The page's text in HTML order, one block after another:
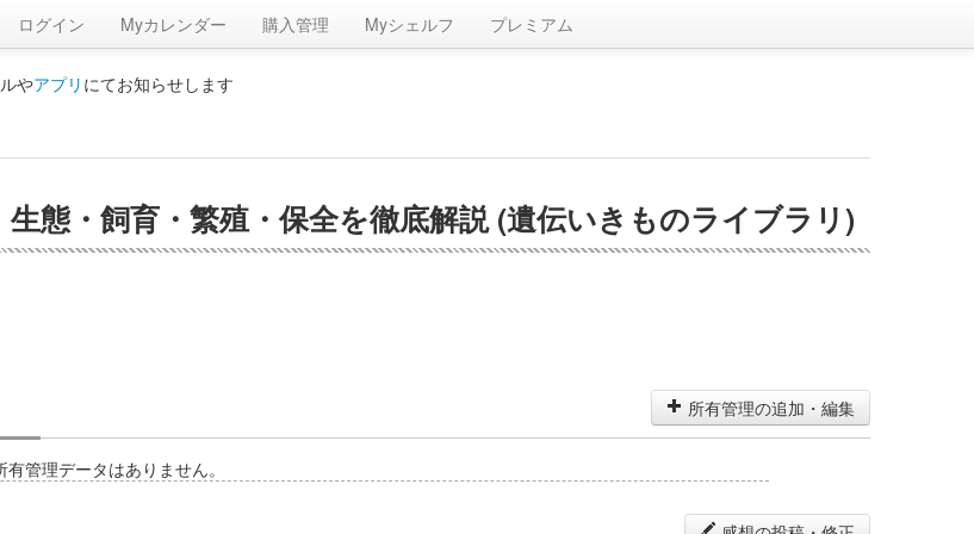
ログイン Myカレンダー 購入管理 Myシェルフ プレミアム
やアプリ にてお知らせします
態・飼育・繁殖・保全を徹底解説 (遺伝いきものライブラリ)
所有管理の追加・編集
管理データはありません。